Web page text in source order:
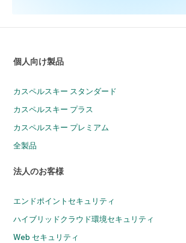
個人向け製品
カスペルスキー スタンダード
カスペルスキー プラス
カスペルスキー プレミアム
全製品
法人のお客様
エンドポイントセキュリティ
ハイブリッドクラウド環境セキュリティ
Web セキュリティ